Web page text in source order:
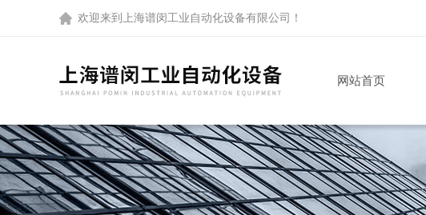
欢迎来到 上海谱闵工业自动化设备有限公司 ！
网站首页